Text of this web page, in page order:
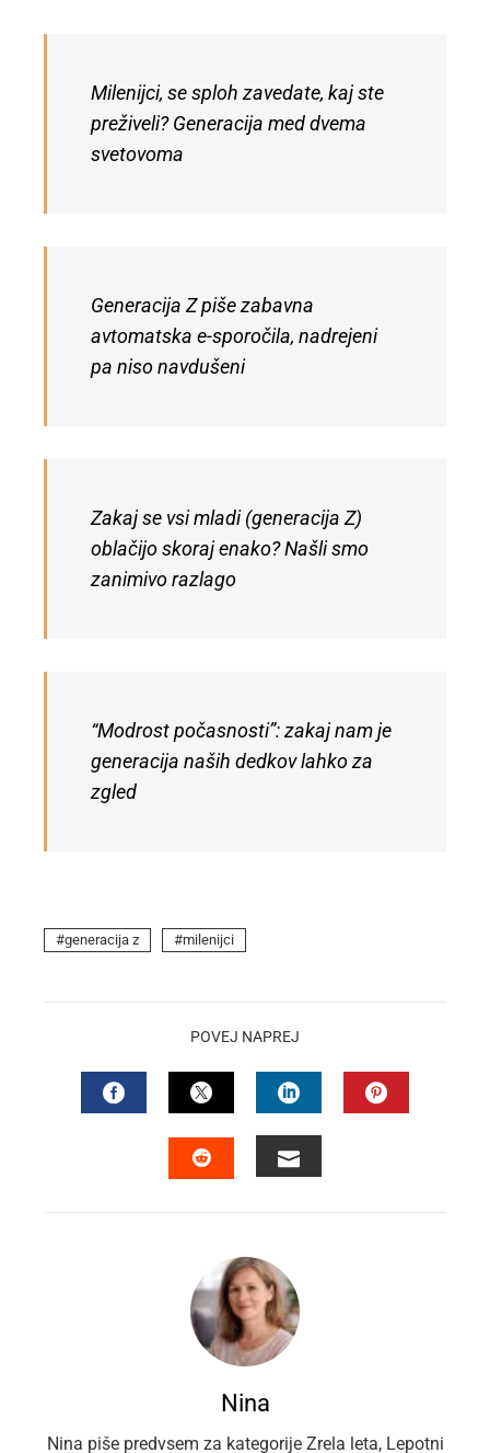
Milenijci, se sploh zavedate, kaj ste
preživeli? Generacija med dvema
svetovoma
Generacija Z piše zabavna
avtomatska e-sporočila, nadrejeni
pa niso navdušeni
Zakaj se vsi mladi (generacija Z)
oblačijo skoraj enako? Našli smo
zanimivo razlago
“Modrost počasnosti”: zakaj nam je
generacija naših dedkov lahko za
zgled
generacija z milenijci
POVEJ NAPREJ
FACEBOOKTWITTERLINKEDIN
Nina
Nina piše predvsem za kategorije Zrela leta, Lepotni